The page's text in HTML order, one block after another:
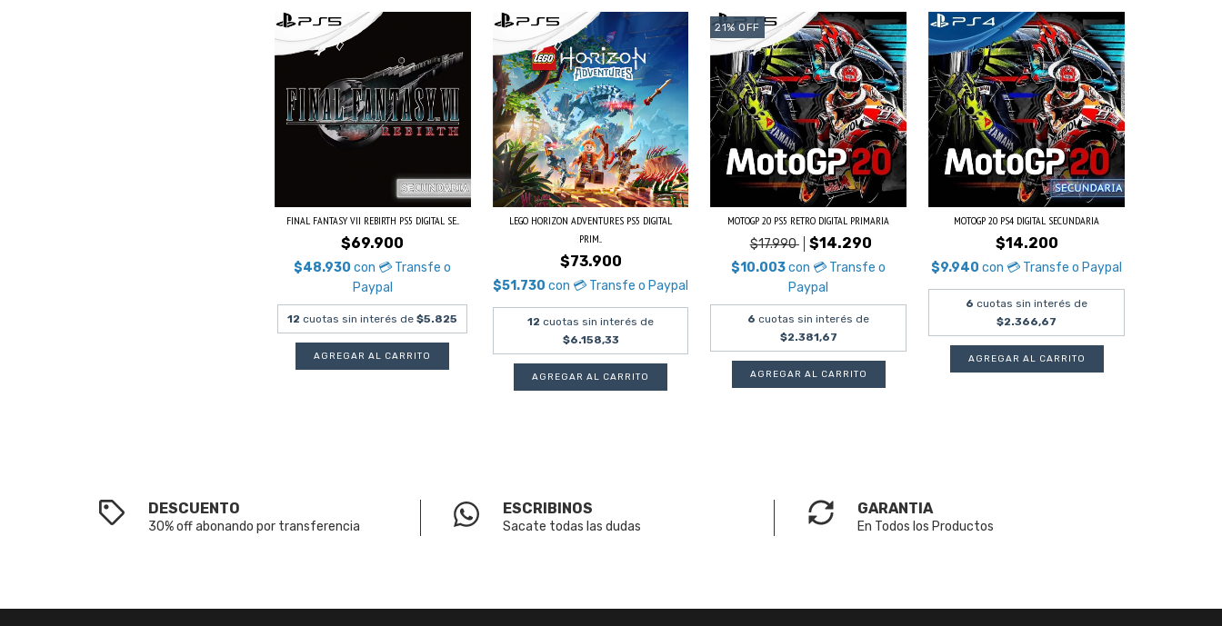
FINAL FANTASY VII REBIRTH PS5 DIGITAL SE...
$69.900
$48.930con 💳 Transfe o
Paypal
12 cuotas sin interés de$5.825
LEGO HORIZON ADVENTURES PS5 DIGITAL
PRIM...
$73.900
$51.730con 💳 Transfe o Paypal
12 cuotas sin interés de
$6.158,33
21%OFF
MOTOGP 20 PS5 RETRO DIGITAL PRIMARIA
$17.990 $14.290
$10.003con 💳 Transfe o
Paypal
6 cuotas sin interés de
$2.381,67
MOTOGP 20 PS4 DIGITAL SECUNDARIA
$14.200
$9.940con 💳 Transfe o Paypal
6 cuotas sin interés de
$2.366,67
DESCUENTO
30% off abonando por transferencia
ESCRIBINOS
Sacate todas las dudas
GARANTIA
En Todos los Productos